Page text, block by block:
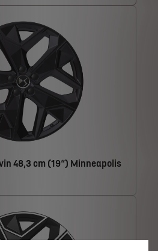
48,3 cm (19“) Minneapolis